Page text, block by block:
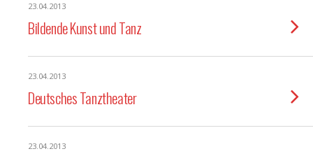
23.04.2013
Bildende Kunst und Tanz
23.04.2013
Deutsches Tanztheater
23.04.2013